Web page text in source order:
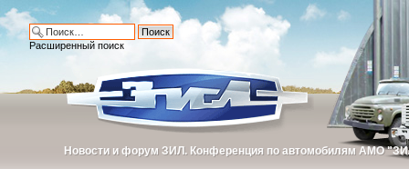
Новости и форум ЗИЛ. Конференция по автомобилям АМО
Новости и форум ЗИЛ. Конференция по автомобилям АМО
Расширенный поиск